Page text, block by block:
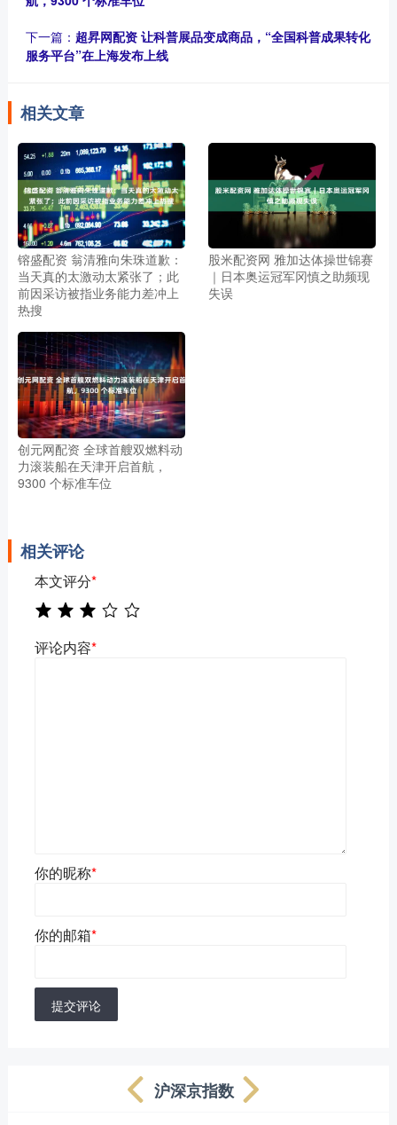
下一篇： 超昇网配资 让科普展品变成商品，“全国科普成果转化
服务平台”在上海发布上线
相关文章
镕盛配资 翁清雅向朱珠道歉：
当天真的太激动太紧张了；此
前因采访被指业务能力差冲上
热搜
股米配资网 雅加达体操世锦赛
｜日本奥运冠军冈慎之助频现
失误
创元网配资 全球首艘双燃料动
力滚装船在天津开启首航，
9300 个标准车位
相关评论
本文评分*
评论内容*
你的昵称*
你的邮箱*
提交评论
沪深京指数